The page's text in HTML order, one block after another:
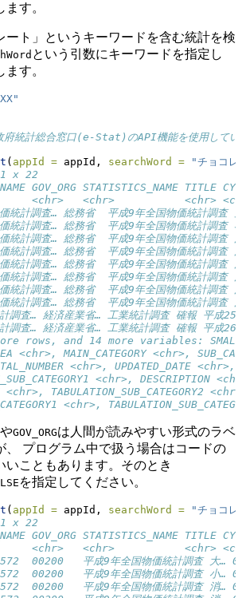
す。
ート」というキーワードを含む統計を検
という引数にキーワードを指定し
す。
統計総合窓口(e-Stat)のAPI機能を使用してい
( appId = appId, searchWord =
"チョコ
x 22
GOV_ORG STATISTICS_NAME TITLE
<chr>   <chr>           <chr>
統計調査… 総務省  平成9年全国物価統計
統計調査… 総務省  平成9年全国物価統計
統計調査… 総務省  平成9年全国物価統計
統計調査… 総務省  平成9年全国物価統計
統計調査… 総務省  平成9年全国物価統計
統計調査… 総務省  平成9年全国物価統計
統計調査… 総務省  平成9年全国物価統計
統計調査… 総務省  平成9年全国物価統計
調査… 経済産業省… 工業統計調査 確報 平
調査… 経済産業省… 工業統計調査 確報 平
rows, and 14 more variables:
<chr>, MAIN_CATEGORY <chr>,
<chr>, UPDATED_DATE <chr>,
<chr>, DESCRIPTION
TABULATION_SUB_CATEGORY2
<chr>,
やGOV_ORGは人間が読みやすい形式のラベ
、 プログラム中で扱う場合はコードの
いこともあります。そのとき
を指定してください。
( appId = appId, searchWord =
"チョコ
x 22
GOV_ORG STATISTICS_NAME TITLE
<chr>   <chr>           <chr>
00200   平成9年全国物価統計調査
00200   平成9年全国物価統計調査
00200   平成9年全国物価統計調査